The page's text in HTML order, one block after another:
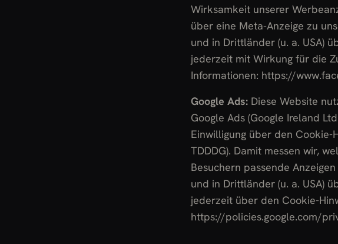
Wirksamkeit unserer
über eine Meta-Anzeige zu
und in Drittländer (u. a. USA)
jederzeit mit Wirkung für die
Informationen: https://
Google Ads: Diese Website
Google Ads (Google Ireland
Einwilligung über den Cookie-
TDDDG). Damit messen wir,
Besuchern passende
und in Drittländer (u. a. USA)
jederzeit über den Cookie-
https://policies.google.com/